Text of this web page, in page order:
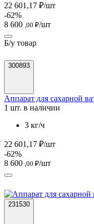
22 601,17 ₽/шт
-62%
8 600 ,00 ₽/шт
Б/у товар
300893
Аппарат для сахарной
1 шт. в наличии
3 кг/ч
22 601,17 ₽/шт
-62%
8 600 ,00 ₽/шт
231530